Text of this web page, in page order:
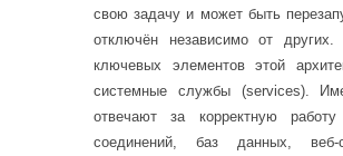
свою задачу и может быть
отключён независимо от
ключевых элементов этой
системные службы (services).
отвечают за корректную работу
соединений, баз данных, веб-